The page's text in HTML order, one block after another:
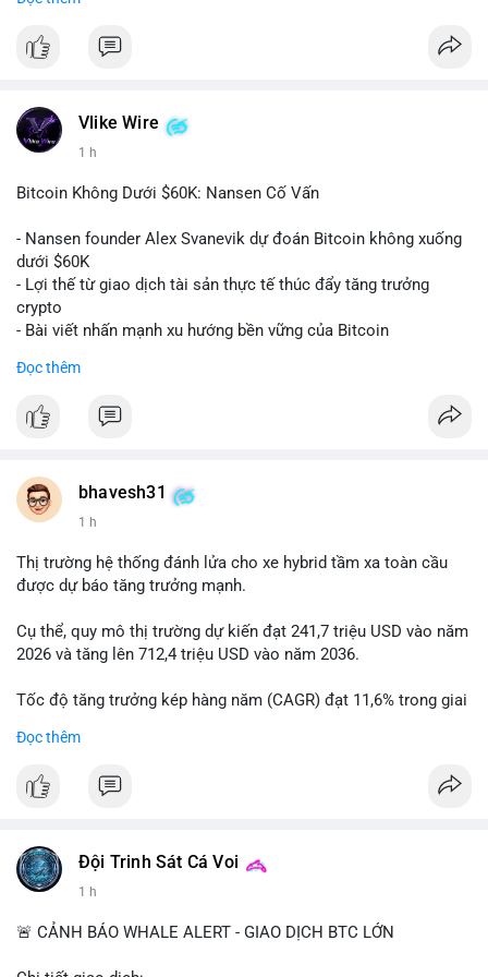
#giaodichchuaxacnhan
#vlikevn #titanbot
Vlike Wire
1 h
Bitcoin Không Dưới $60K: Nansen Cố Vấn
- Nansen founder Alex Svanevik dự đoán Bitcoin không xuống
dưới $60K
- Lợi thế từ giao dịch tài sản thực tế thúc đẩy tăng trưởng
crypto
- Bài viết nhấn mạnh xu hướng bền vững của Bitcoin
$btc#btc
#vlikevn #titanbot
Đọc thêm
bhavesh31
1 h
Thị trường hệ thống đánh lửa cho xe hybrid tầm xa toàn cầu
được dự báo tăng trưởng mạnh.
Cụ thể, quy mô thị trường dự kiến đạt 241,7 triệu USD vào năm
2026 và tăng lên 712,4 triệu USD vào năm 2036.
Tốc độ tăng trưởng kép hàng năm (CAGR) đạt 11,6% trong giai
vực công nghệ ô tô xanh.
Đọc thêm
Đội Trinh Sát Cá Voi
1 h
🚨 CẢNH BÁO WHALE ALERT - GIAO DỊCH BTC LỚN